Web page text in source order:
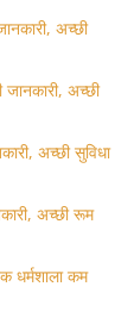
अच्छी
अच्छी
अच्छी सुविधा
अच्छी रूम
धर्मशाला कम